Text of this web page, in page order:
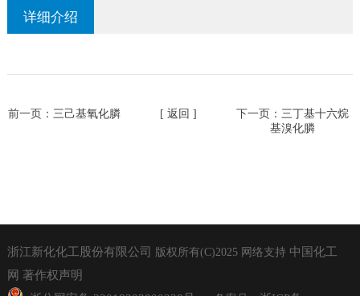
详细介绍
前一页： 三己基氧化膦 [ 返回 ] 下一页： 三丁基十六烷
基溴化膦
浙江新化化工股份有限公司 版权所有(C)2025网络支持 中国化工
网 著作权声明